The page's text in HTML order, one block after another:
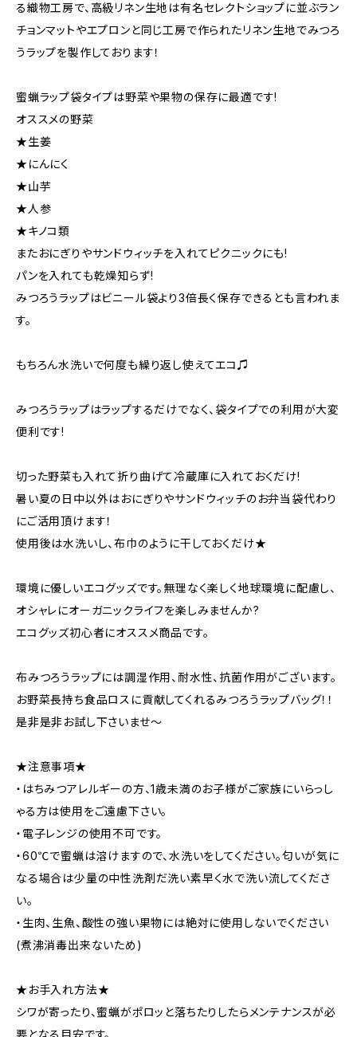
る織物工房で、高級リネン生地は有名セレクトショップに並ぶラン
チョンマットやエプロンと同じ工房で作られたリネン生地でみつろ
うラップを製作しております！
蜜蝋ラップ袋タイプは野菜や果物の保存に最適です!
オススメの野菜
★生姜
★にんにく
★山芋
★人参
★キノコ類
またおにぎりやサンドウィッチを入れてピクニックにも!
パンを入れても乾燥知らず!
みつろうラップはビニール袋より3倍長く保存できるとも言われま
す。
もちろん水洗いで何度も繰り返し使えてエコ♫
みつろうラップはラップするだけでなく、袋タイプでの利用が大変
便利です!
切った野菜も入れて折り曲げて冷蔵庫に入れておくだけ!
暑い夏の日中以外はおにぎりやサンドウィッチのお弁当袋代わり
にご活用頂けます！
使用後は水洗いし、布巾のように干しておくだけ★
環境に優しいエコグッズです。無理なく楽しく地球環境に配慮し、
オシャレにオーガニックライフを楽しみませんか?
エコグッズ初心者にオススメ商品です。
布みつろうラップには調湿作用、耐水性、抗菌作用がございます。
お野菜長持ち食品ロスに貢献してくれるみつろうラップバッグ！！
是非是非お試し下さいませ～
★注意事項★
・はちみつアレルギーの方、1歳未満のお子様がご家族にいらっし
ゃる方は使用をご遠慮下さい。
・電子レンジの使用不可です。
・60℃で蜜蝋は溶けますので、水洗いをしてください。匂いが気に
なる場合は少量の中性洗剤だ洗い素早く水で洗い流してくださ
い。
・生肉、生魚、酸性の強い果物には絶対に使用しないでください
(煮沸消毒出来ないため)
★お手入れ方法★
シワが寄ったり、蜜蝋がポロッと落ちたりしたらメンテナンスが必
要となる目安です。